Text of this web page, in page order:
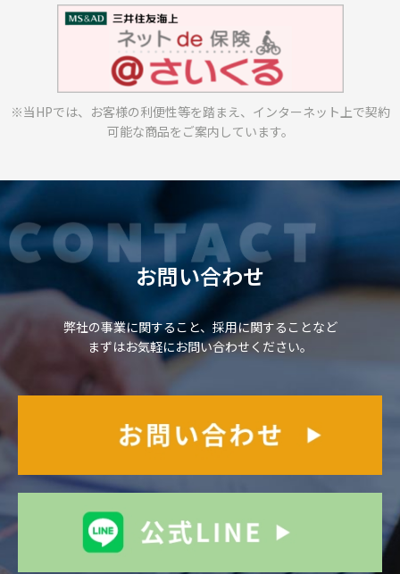
※当HPでは、お客様の利便性等を踏まえ、 インターネット上で契約
可能な商品をご案内しています。
お問い合わせ
弊社の事業に関すること、採用に関することなど
まずはお気軽にお問い合わせください。